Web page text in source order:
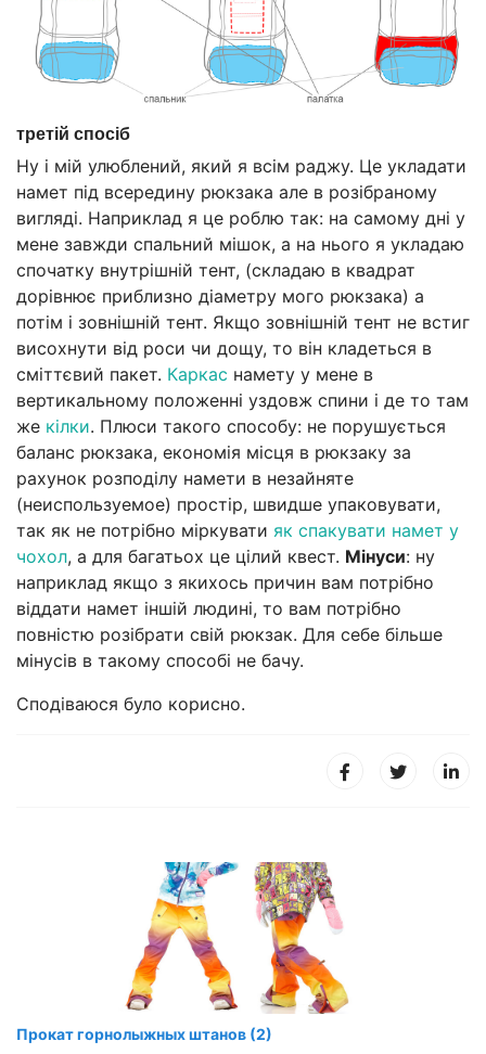
третій спосіб
Ну і мій улюблений, який я всім раджу. Це укладати
намет під всередину рюкзака але в розібраному
вигляді. Наприклад я це роблю так: на самому дні у
мене завжди спальний мішок, а на нього я укладаю
спочатку внутрішній тент, (складаю в квадрат
дорівнює приблизно діаметру мого рюкзака) а
потім і зовнішній тент. Якщо зовнішній тент не встиг
висохнути від роси чи дощу, то він кладеться в
сміттєвий пакет. Каркас намету у мене в
вертикальному положенні уздовж спини і де то там
же кілки. Плюси такого способу: не порушується
баланс рюкзака, економія місця в рюкзаку за
рахунок розподілу намети в незайняте
(неиспользуемое) простір, швидше упаковувати,
так як не потрібно міркувати як спакувати намет у
чохол, а для багатьох це цілий квест. Мінуси: ну
наприклад якщо з якихось причин вам потрібно
віддати намет іншій людині, то вам потрібно
повністю розібрати свій рюкзак. Для себе більше
мінусів в такому способі не бачу.
Сподіваюся було корисно.
Прокат горнолыжных штанов (2)